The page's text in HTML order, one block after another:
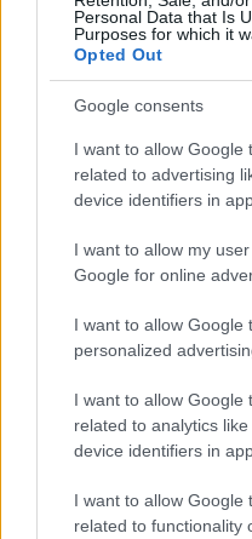
Personal Data that Is
Purposes for which it
Opted Out
Google consents
I want to allow Google
related to advertising
device identifiers in
I want to allow my
Google for online
I want to allow Google
personalized
I want to allow Google
related to analytics
device identifiers in
I want to allow Google
related to functionality
KICSERÉLTÉK A